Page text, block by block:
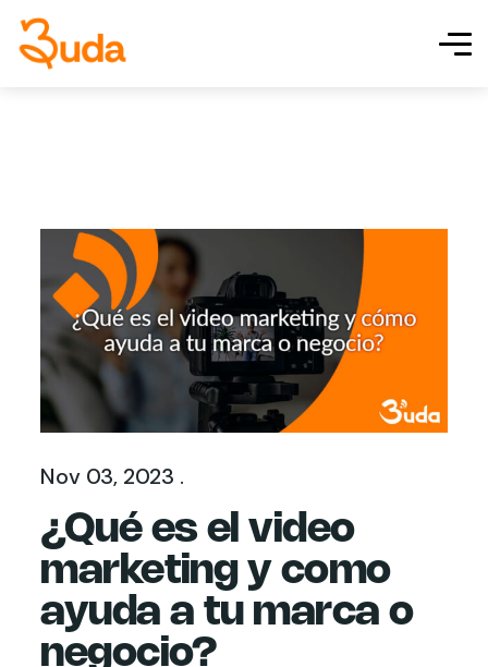
Nov 03, 2023 .
¿Qué es el video
marketing y como
ayuda a tu marca o
negocio?